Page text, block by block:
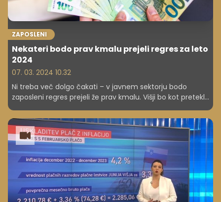
ZAPOSLENI
Nekateri bodo prav kmalu prejeli regres za leto
2024
07. 03. 2024 10.32
Ni treba več dolgo čakati – v javnem sektorju bodo
zaposleni regres prejeli že prav kmalu. Višji bo kot preteklo